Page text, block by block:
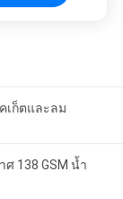
เก็ตและลม
138 GSM น้ำ